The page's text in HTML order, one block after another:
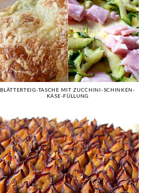
BLÄTTERTEIG-TASCHE MIT ZUCCHINI-SCHINKEN-
KÄSE-FÜLLUNG